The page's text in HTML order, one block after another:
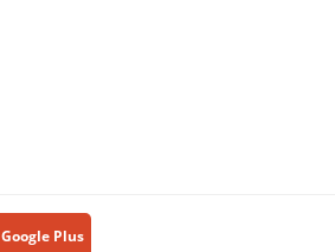
Google Plus